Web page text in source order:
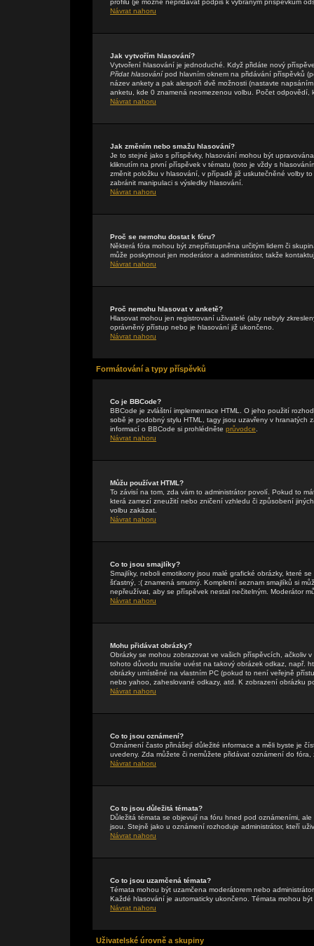
profilu (je možné nepřidávat podpis k vybraným příspěvkům
Návrat nahoru
Jak vytvořím hlasování?
Vytvoření hlasování je jednoduché. Když přidáte nový
Přidat hlasovánípod hlavním oknem na přidávání příspěvků
název ankety a pak alespoň dvě možnosti (nastavte
anketu, kde 0 znamená neomezenou volbu. Počet odpovědí,
Návrat nahoru
Jak změním nebo smažu hlasování?
Je to stejné jako s příspěvky, hlasování mohou být
kliknutím na první příspěvek v tématu (toto je vždy s
změnit položku v hlasování, v případě již uskutečněné volby
zabránit manipulaci s výsledky hlasování.
Návrat nahoru
Proč se nemohu dostat k fóru?
Některá fóra mohou být znepřístupněna určitým lidem či
může poskytnout jen moderátor a administrátor, takže
Návrat nahoru
Proč nemohu hlasovat v anketě?
Hlasovat mohou jen registrovaní uživatelé (aby nebyly
oprávněný přístup nebo je hlasování již ukončeno.
Návrat nahoru
Formátování a typy příspěvků
Co je BBCode?
BBCode je zvláštní implementace HTML. O jeho použití
sobě je podobný stylu HTML, tagy jsou uzavřeny v
informací o BBCode si prohlédněte průvodce
Návrat nahoru
Můžu používat HTML?
To závisí na tom, zda vám to administrátor povolí. Pokud to
která zamezí zneužití nebo zničení vzhledu či způsobení
volbu zakázat.
Návrat nahoru
Co to jsou smajlíky?
Smajlíky, neboli emotikony jsou malé grafické obrázky, které
šťastný, :( znamená smutný. Kompletní seznam smajlíků si
nepřeužívat, aby se příspěvek nestal nečitelným. Moderátor
Návrat nahoru
Mohu přidávat obrázky?
Obrázky se mohou zobrazovat ve vašich příspěvcích, ačkoliv
tohoto důvodu musíte uvést na takový obrázek odkaz, např.
obrázky umístěné na vlastním PC (pokud to není veřejně
nebo yahoo, zaheslované odkazy, atd. K zobrazení obrázku
Návrat nahoru
Co to jsou oznámení?
Oznámení často přinášejí důležité informace a měli byste je
uvedeny. Zda můžete či nemůžete přidávat oznámení do
Návrat nahoru
Co to jsou důležitá témata?
Důležitá témata se objevují na fóru hned pod oznámeními,
jsou. Stejně jako u oznámení rozhoduje administrátor, kteří
Návrat nahoru
Co to jsou uzamčená témata?
Témata mohou být uzamčena moderátorem nebo
Každé hlasování je automaticky ukončeno. Témata mohou
Návrat nahoru
Uživatelské úrovně a skupiny